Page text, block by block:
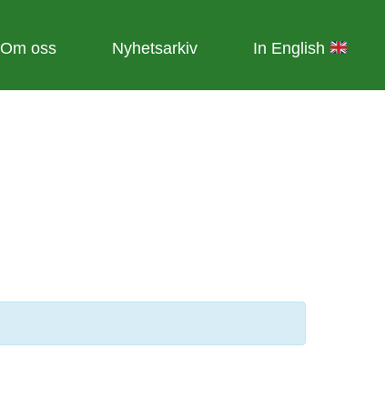
Om oss Nyhetsarkiv In English